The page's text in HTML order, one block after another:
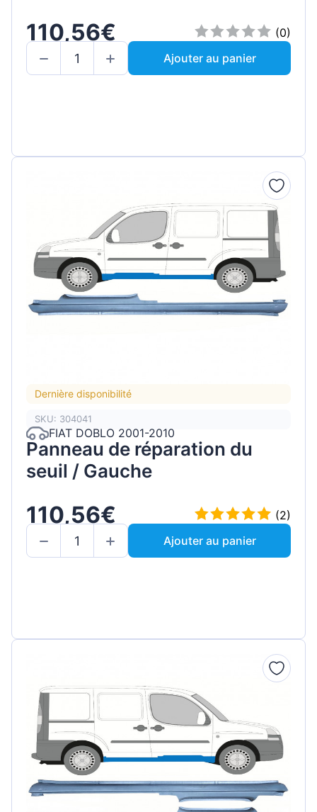
110,56€
(0)
Ajouter au panier
Dernière disponibilité
SKU: 304041
FIAT DOBLO 2001-2010
Panneau de réparation du
seuil / Gauche
110,56€
(2)
Ajouter au panier